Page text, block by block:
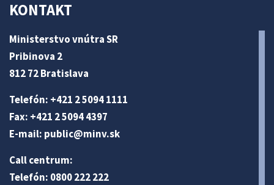
KONTAKT
Ministerstvo vnútra SR
Pribinova 2
812 72 Bratislava
Telefón: +421 2 5094 1111
Fax: +421 2 5094 4397
E-mail: public@minv.sk
Call centrum:
Telefón: 0800 222 222